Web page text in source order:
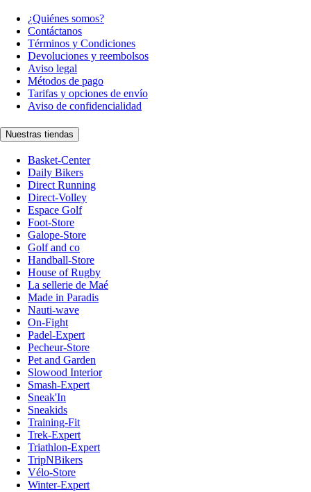
¿Quiénes somos?
Contáctanos
Términos y Condiciones
Devoluciones y reembolsos
Aviso legal
Métodos de pago
Tarifas y opciones de envío
Aviso de confidencialidad
Nuestras tiendas
Basket-Center
Daily Bikers
Direct Running
Direct-Volley
Espace Golf
Foot-Store
Galope-Store
Golf and co
Handball-Store
House of Rugby
La sellerie de Maé
Made in Paradis
Nauti-wave
On-Fight
Padel-Expert
Pecheur-Store
Pet and Garden
Slowood Interior
Smash-Expert
Sneak'In
Sneakids
Training-Fit
Trek-Expert
Triathlon-Expert
TripNBikers
Vélo-Store
Winter-Expert